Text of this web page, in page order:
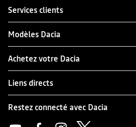
Services clients
Modèles Dacia
Achetez votre Dacia
Liens directs
Restez connecté avec Dacia